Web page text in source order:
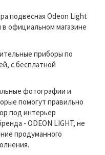
подвесная Odeon Light
в официальном магазине
приборы по
с бесплатной
фотографии и
помогут правильно
под интерьер
- ODEON LIGHT, не
продуманного